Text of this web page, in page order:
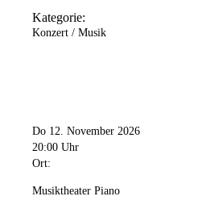
Kategorie:
Konzert / Musik
Do 12. November 2026
20:00 Uhr
Ort:
Musiktheater Piano